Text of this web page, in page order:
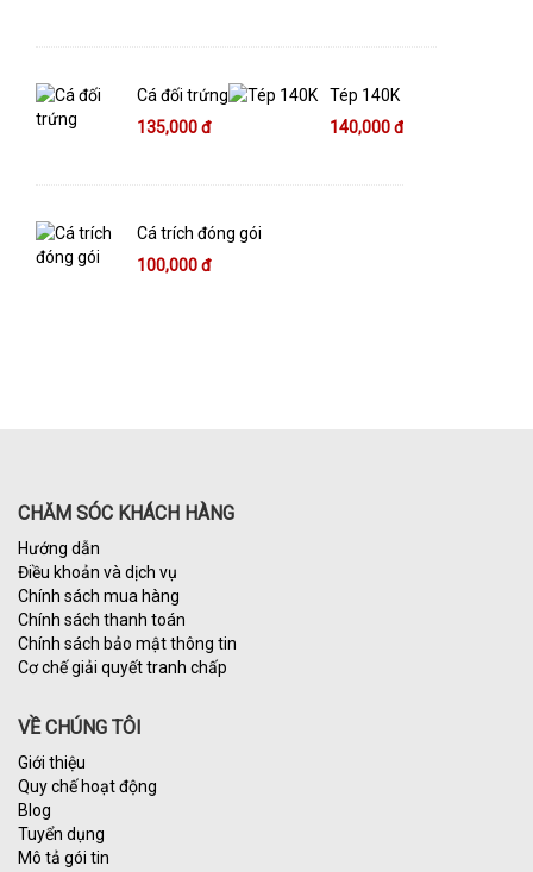
Cá đối trứng
135,000 đ
Tép 140K
140,000 đ
Cá trích đóng gói
100,000 đ
CHĂM SÓC KHÁCH HÀNG
Hướng dẫn
Điều khoản và dịch vụ
Chính sách mua hàng
Chính sách thanh toán
Chính sách bảo mật thông tin
Cơ chế giải quyết tranh chấp
VỀ CHÚNG TÔI
Giới thiệu
Quy chế hoạt động
Blog
Tuyển dụng
Mô tả gói tin